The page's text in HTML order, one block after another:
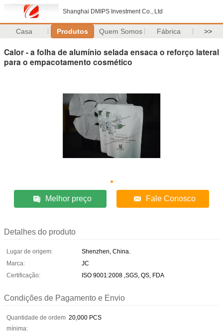
Shanghai DMIPS Investment Co., Ltd
Casa Produtos Quem Somos Fábrica >>
Calor - a folha de alumínio selada ensaca o reforço lateral
para o empacotamento cosmético
Melhor preço Fale Conosco
Detalhes do produto
Lugar de origem:
Shenzhen, China.
Marca:
JC
Certificação:
ISO 9001:2008 ,SGS, QS, FDA
Condições de Pagamento e Envio
Quantidade de ordem
mínima:
20,000 PCS